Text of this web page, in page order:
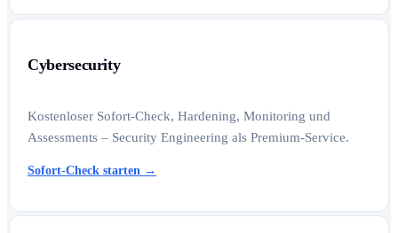
Cybersecurity
Kostenloser Sofort-Check, Hardening, Monitoring und
Assessments – Security Engineering als Premium-Service.
Sofort-Check starten →